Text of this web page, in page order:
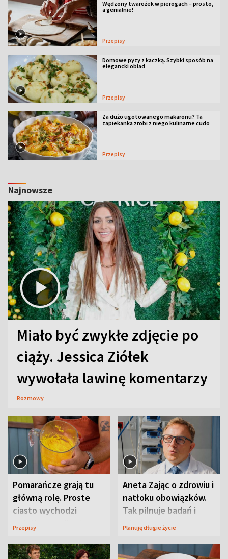
Wędzony twarożek w pierogach – prosto,
a genialnie!
Przepisy
Domowe pyzy z kaczką. Szybki sposób na
elegancki obiad
Przepisy
Za dużo ugotowanego makaronu? Ta
zapiekanka zrobi z niego kulinarne cudo
Przepisy
Najnowsze
Miało być zwykłe zdjęcie po
ciąży. Jessica Ziółek
wywołała lawinę komentarzy
Rozmowy
Pomarańcze grają tu
główną rolę. Proste
ciasto wychodzi
wyjątkowo wilgotne
Przepisy
Aneta Zając o zdrowiu i
natłoku obowiązków.
Tak pilnuje badań i
wizyt
Planuję długie życie